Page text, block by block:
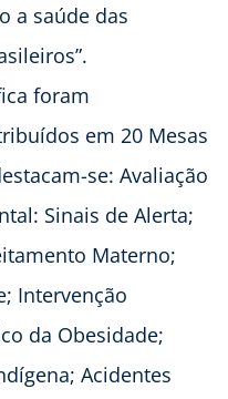
a saúde das
foram
em 20 Mesas
se: Avaliação
Sinais de Alerta;
Materno;
Intervenção
da Obesidade;
Acidentes